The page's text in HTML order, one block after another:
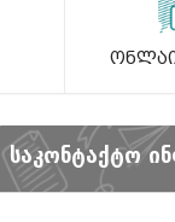
საკონტაქტო